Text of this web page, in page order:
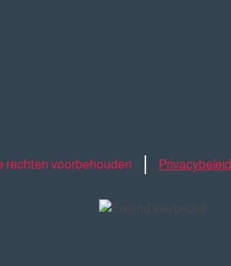
rechten voorbehouden Privacybeleid